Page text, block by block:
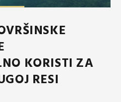
KORISTI ZA
RESI